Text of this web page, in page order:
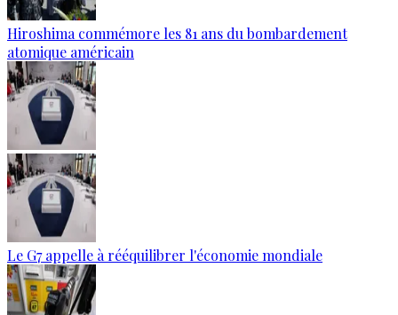
Hiroshima commémore les 81 ans du bombardement
atomique américain
Le G7 appelle à rééquilibrer l'économie mondiale